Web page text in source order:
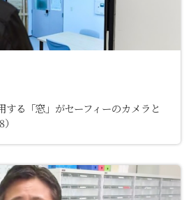
る「窓」がセーフィーのカメラと